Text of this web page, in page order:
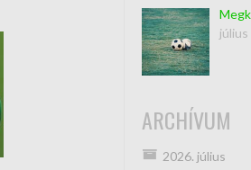
ARCHÍVUM
2026. július